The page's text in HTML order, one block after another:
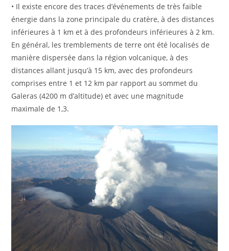
• Il existe encore des traces d’événements de très faible
énergie dans la zone principale du cratère, à des distances
inférieures à 1 km et à des profondeurs inférieures à 2 km.
En général, les tremblements de terre ont été localisés de
manière dispersée dans la région volcanique, à des
distances allant jusqu’à 15 km, avec des profondeurs
comprises entre 1 et 12 km par rapport au sommet du
Galeras (4200 m d’altitude) et avec une magnitude
maximale de 1,3.